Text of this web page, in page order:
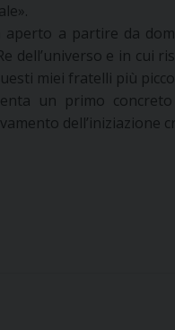
aperto a partire da
dell’universo e in cui
miei fratelli più
un primo
dell’iniziazione